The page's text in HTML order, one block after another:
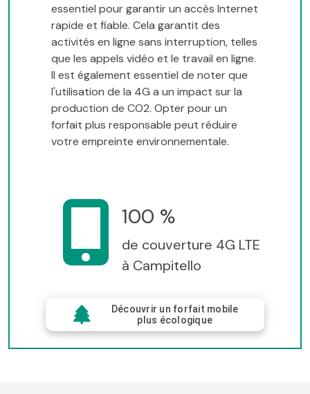
essentiel pour garantir un accès Internet
rapide et fiable. Cela garantit des
activités en ligne sans interruption, telles
que les appels vidéo et le travail en ligne.
Il est également essentiel de noter que
l'utilisation de la 4G a un impact sur la
production de CO2. Opter pour un
forfait plus responsable peut réduire
votre empreinte environnementale.
100 %
de couverture 4G LTE
à Campitello
Découvrir un forfait mobile
plus écologique